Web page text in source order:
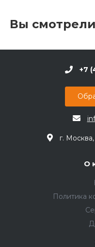
Вы смотрели
+7
г.
О
Политика